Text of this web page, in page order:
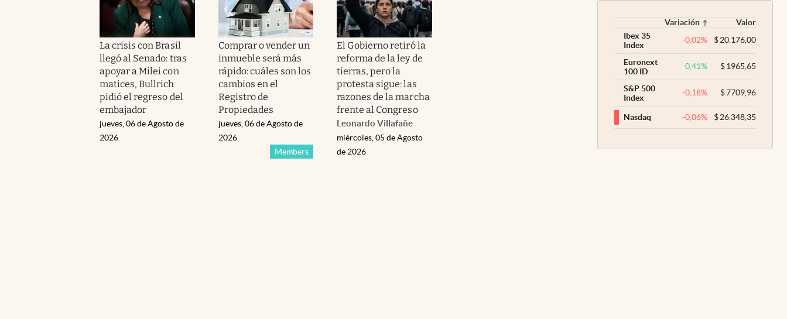
La crisis con Brasil
llegó al Senado: tras
apoyar a Milei con
matices, Bullrich
pidió el regreso del
embajador
jueves, 06 de Agosto de
2026
Comprar o vender un
inmueble será más
rápido: cuáles son los
cambios en el
Registro de
Propiedades
Members
jueves, 06 de Agosto de
2026
El Gobierno retiró la
reforma de la ley de
tierras, pero la
protesta sigue: las
razones de la marcha
frente al Congreso
Leonardo Villafañe
miércoles, 05 de Agosto
de 2026
Variación
Valor
Ibex 35
Index
-0,02% $20.176,00
Euronext
100 ID
0,41% $1965,65
S&P 500
Index
-0,18% $7709,96
Nasdaq -0,06% $26.348,35